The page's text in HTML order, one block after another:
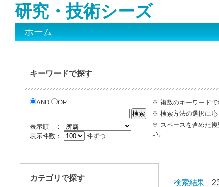
研究・技術シーズ
ホーム
キーワードで探す
AND OR
表示順 ：
表示件数：
件ずつ
※ 複数のキーワードで
※ 検索方法の選択に応
※ スペースを含めた複
い。
カテゴリで探す
検索結果